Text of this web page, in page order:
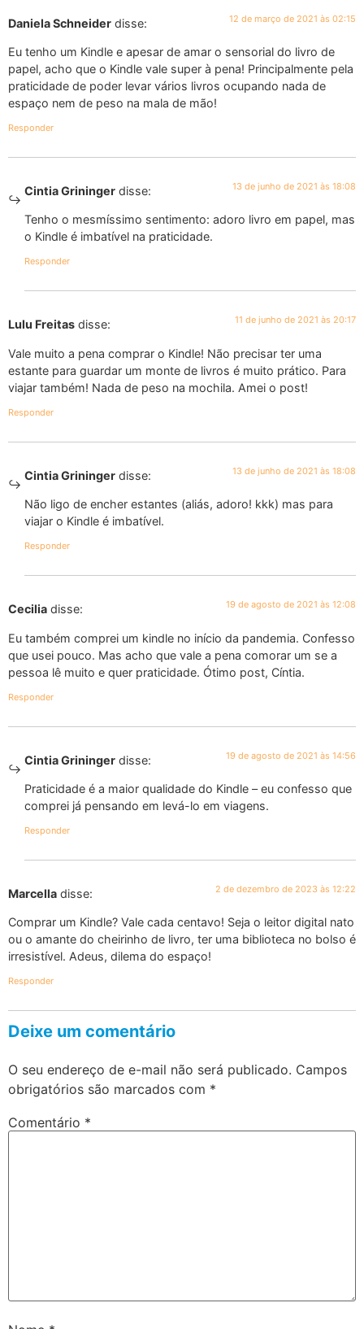
Daniela Schneider disse: 12 de março de 2021 às 02:15
Eu tenho um Kindle e apesar de amar o sensorial do livro de
papel, acho que o Kindle vale super à pena! Principalmente pela
praticidade de poder levar vários livros ocupando nada de
espaço nem de peso na mala de mão!
Responder
Cintia Grininger disse: 13 de junho de 2021 às 18:08
Tenho o mesmíssimo sentimento: adoro livro em papel, mas
o Kindle é imbatível na praticidade.
Responder
Lulu Freitas disse: 11 de junho de 2021 às 20:17
Vale muito a pena comprar o Kindle! Não precisar ter uma
estante para guardar um monte de livros é muito prático. Para
viajar também! Nada de peso na mochila. Amei o post!
Responder
Cintia Grininger disse: 13 de junho de 2021 às 18:08
Não ligo de encher estantes (aliás, adoro! kkk) mas para
viajar o Kindle é imbatível.
Responder
Cecilia disse: 19 de agosto de 2021 às 12:08
Eu também comprei um kindle no início da pandemia. Confesso
que usei pouco. Mas acho que vale a pena comorar um se a
pessoa lê muito e quer praticidade. Ótimo post, Cíntia.
Responder
Cintia Grininger disse: 19 de agosto de 2021 às 14:56
Praticidade é a maior qualidade do Kindle – eu confesso que
comprei já pensando em levá-lo em viagens.
Responder
Marcella disse: 2 de dezembro de 2023 às 12:22
Comprar um Kindle? Vale cada centavo! Seja o leitor digital nato
ou o amante do cheirinho de livro, ter uma biblioteca no bolso é
irresistível. Adeus, dilema do espaço!
Responder
Deixe um comentário
O seu endereço de e-mail não será publicado. Campos
obrigatórios são marcados com *
Comentário *